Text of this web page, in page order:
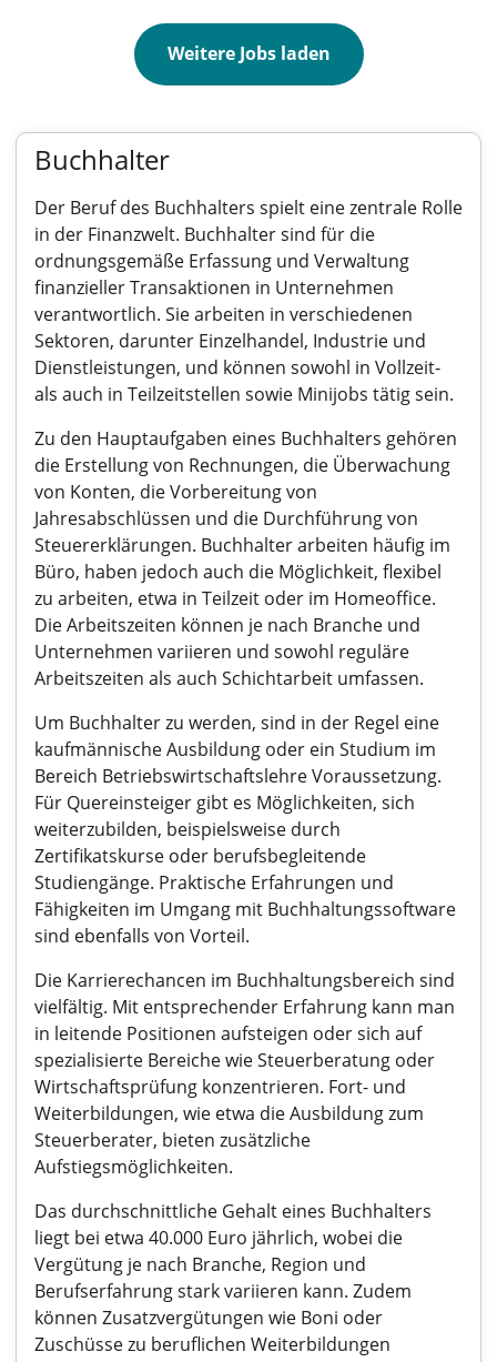
Weitere Jobs laden
Buchhalter
Der Beruf des Buchhalters spielt eine zentrale Rolle
in der Finanzwelt. Buchhalter sind für die
ordnungsgemäße Erfassung und Verwaltung
finanzieller Transaktionen in Unternehmen
verantwortlich. Sie arbeiten in verschiedenen
Sektoren, darunter Einzelhandel, Industrie und
Dienstleistungen, und können sowohl in Vollzeit-
als auch in Teilzeitstellen sowie Minijobs tätig sein.
Zu den Hauptaufgaben eines Buchhalters gehören
die Erstellung von Rechnungen, die Überwachung
von Konten, die Vorbereitung von
Jahresabschlüssen und die Durchführung von
Steuererklärungen. Buchhalter arbeiten häufig im
Büro, haben jedoch auch die Möglichkeit, flexibel
zu arbeiten, etwa in Teilzeit oder im Homeoffice.
Die Arbeitszeiten können je nach Branche und
Unternehmen variieren und sowohl reguläre
Arbeitszeiten als auch Schichtarbeit umfassen.
Um Buchhalter zu werden, sind in der Regel eine
kaufmännische Ausbildung oder ein Studium im
Bereich Betriebswirtschaftslehre Voraussetzung.
Für Quereinsteiger gibt es Möglichkeiten, sich
weiterzubilden, beispielsweise durch
Zertifikatskurse oder berufsbegleitende
Studiengänge. Praktische Erfahrungen und
Fähigkeiten im Umgang mit Buchhaltungssoftware
sind ebenfalls von Vorteil.
Die Karrierechancen im Buchhaltungsbereich sind
vielfältig. Mit entsprechender Erfahrung kann man
in leitende Positionen aufsteigen oder sich auf
spezialisierte Bereiche wie Steuerberatung oder
Wirtschaftsprüfung konzentrieren. Fort- und
Weiterbildungen, wie etwa die Ausbildung zum
Steuerberater, bieten zusätzliche
Aufstiegsmöglichkeiten.
Das durchschnittliche Gehalt eines Buchhalters
liegt bei etwa 40.000 Euro jährlich, wobei die
Vergütung je nach Branche, Region und
Berufserfahrung stark variieren kann. Zudem
können Zusatzvergütungen wie Boni oder
Zuschüsse zu beruflichen Weiterbildungen